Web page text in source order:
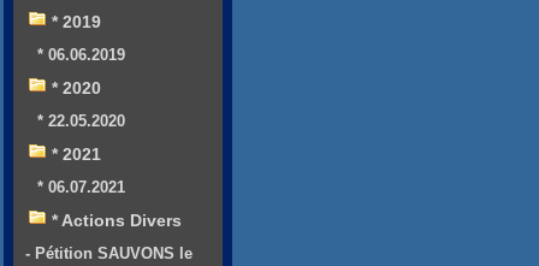
* 2019
* 06.06.2019
* 2020
* 22.05.2020
* 2021
* 06.07.2021
* Actions Divers
- Pétition SAUVONS le